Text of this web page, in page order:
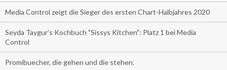
Media Control zeigt die Sieger des ersten Chart-Halbjahres 2020
Seyda Taygur's Kochbuch "Sissys Kitchen": Platz 1 bei Media
Control
Promibuecher, die gehen und die stehen.